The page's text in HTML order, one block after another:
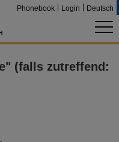
Phonebook Login Deutsch
(falls zutreffend: